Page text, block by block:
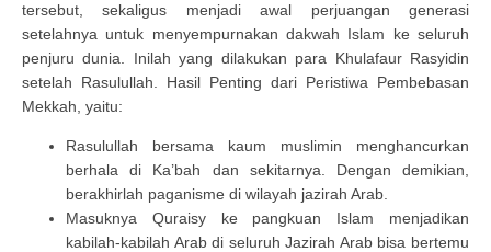
tersebut, sekaligus menjadi awal perjuangan generasi
setelahnya untuk menyempurnakan dakwah Islam ke seluruh
penjuru dunia. Inilah yang dilakukan para Khulafaur Rasyidin
setelah Rasulullah. Hasil Penting dari Peristiwa Pembebasan
Mekkah, yaitu:
Rasulullah bersama kaum muslimin menghancurkan
berhala di Ka’bah dan sekitarnya. Dengan demikian,
berakhirlah paganisme di wilayah jazirah Arab.
Masuknya Quraisy ke pangkuan Islam menjadikan
kabilah-kabilah Arab di seluruh Jazirah Arab bisa bertemu